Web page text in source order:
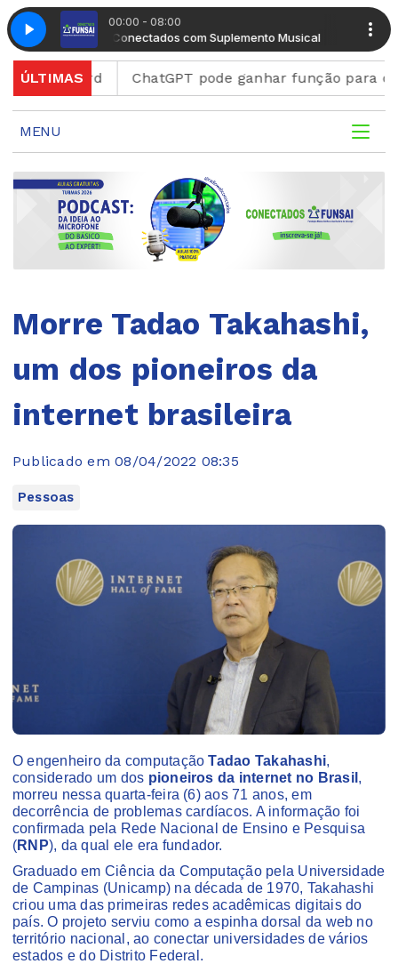
00:00 - 08:00
Manhã Conectados com Suplemento Musical Manhã
ÚLTIMASChatGPT pode ganhar função para criar
MENU
Morre Tadao Takahashi,
um dos pioneiros da
internet brasileira
Publicado em 08/04/2022 08:35
Pessoas
O engenheiro da computaçãoTadao Takahashi,
considerado um dos pioneiros da internet no Brasil ,
morreu nessa quarta-feira (6) aos 71 anos, em
decorrência de problemas cardíacos. A informação foi
confirmada pela Rede Nacional de Ensino e Pesquisa
(RNP), da qual ele era fundador.
Graduado em Ciência da Computação pela Universidade
de Campinas (Unicamp) na década de 1970, Takahashi
criou uma das primeiras redes acadêmicas digitais do
país. O projeto serviu como a espinha dorsal da web no
território nacional, ao conectar universidades de vários
estados e do Distrito Federal.